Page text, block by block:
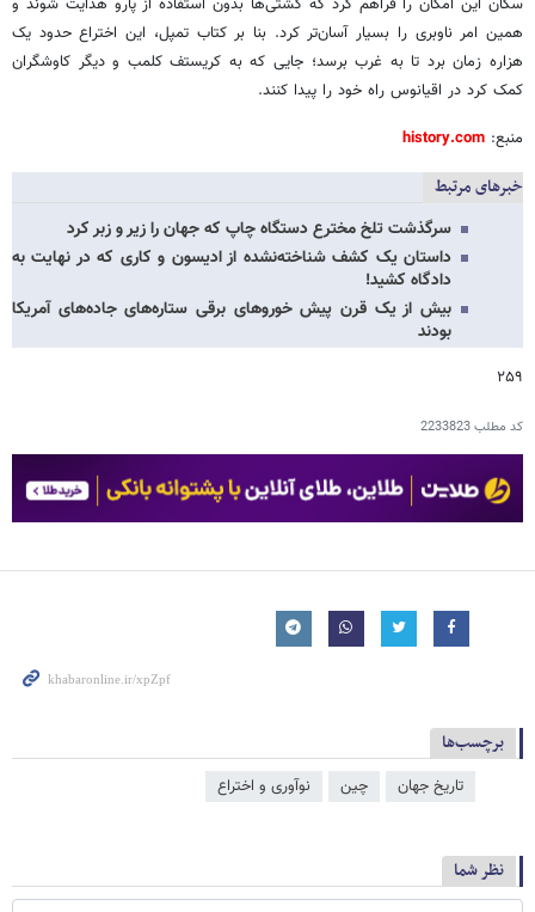
سکان این امکان را فراهم کرد که کشتی‌ها بدون استفاده از پارو هدایت شوند و
همین امر ناوبری را بسیار آسان‌تر کرد. بنا بر کتاب تمپل، این اختراع حدود یک
هزاره زمان برد تا به غرب برسد؛ جایی که به کریستف کلمب و دیگر کاوشگران
کمک کرد در اقیانوس راه خود را پیدا کنند.
منبع: history.com
خبرهای مرتبط
سرگذشت تلخ مخترع دستگاه چاپ که جهان را زیر و زبر کرد
داستان یک کشف شناخته‌نشده از ادیسون و کاری که در نهایت به
دادگاه کشید!
بیش از یک قرن پیش خوروهای برقی ستاره‌های جاده‌های آمریکا
بودند
۲۵۹
کد مطلب2233823
برچسب‌ها
تاریخ جهان چین نوآوری و اختراع
نظر شما